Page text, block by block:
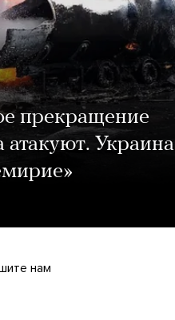
прекращение
Украина
нам